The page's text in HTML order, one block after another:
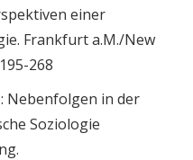
einer
Frankfurt a.M./New
268
Nebenfolgen in der
Soziologie